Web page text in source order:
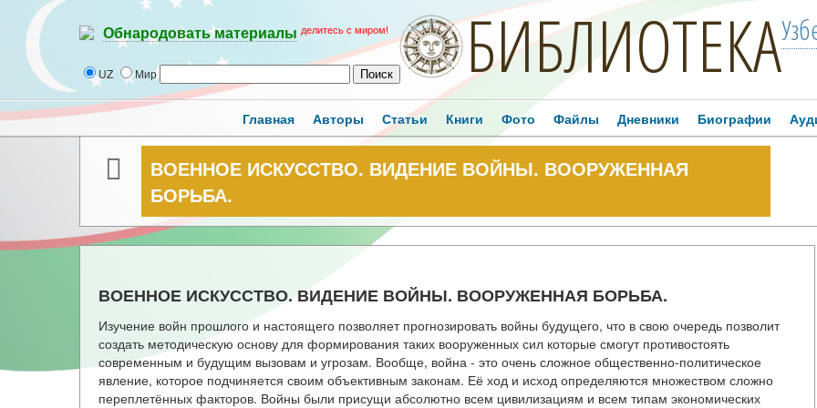
Обнародовать материалы делитесь с миром!
UZ Мир БИБЛИОТЕКА
Главная Авторы Статьи Книги Фото Файлы Дневники Биографии
ВОЕННОЕ ИСКУССТВО. ВИДЕНИЕ ВОЙНЫ. ВООРУЖЕННАЯ
БОРЬБА.
ВОЕННОЕ ИСКУССТВО. ВИДЕНИЕ ВОЙНЫ. ВООРУЖЕННАЯ БОРЬБА.
Изучение войн прошлого и настоящего позволяет прогнозировать войны будущего, что в свою очередь позволит
создать методическую основу для формирования таких вооруженных сил которые смогут противостоять
современным и будущим вызовам и угрозам. Вообще, война - это очень сложное общественно-политическое
явление, которое подчиняется своим объективным законам. Её ход и исход определяются множеством сложно
переплетённых факторов. Войны были присущи абсолютно всем цивилизациям и всем типам экономических